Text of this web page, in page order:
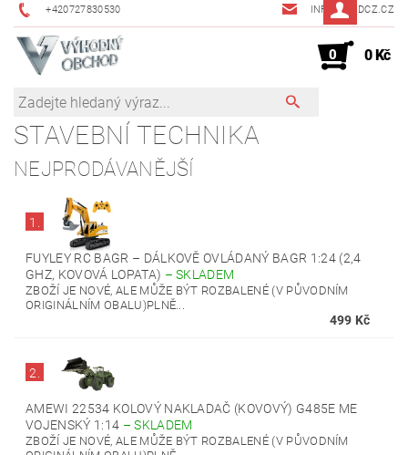
+420727830530 INFO@JMDCZ.CZ
0 0 Kč
STAVEBNÍ TECHNIKA
NEJPRODÁVANĚJŠÍ
1.
FUYLEY RC BAGR – DÁLKOVĚ OVLÁDANÝ BAGR 1:24 (2,4
GHZ, KOVOVÁ LOPATA) –SKLADEM
ZBOŽÍ JE NOVÉ, ALE MŮŽE BÝT ROZBALENÉ (V PŮVODNÍM
ORIGINÁLNÍM OBALU)PLNĚ...
499 Kč
2.
AMEWI 22534 KOLOVÝ NAKLADAČ (KOVOVÝ) G485E ME
VOJENSKÝ 1:14 –SKLADEM
ZBOŽÍ JE NOVÉ, ALE MŮŽE BÝT ROZBALENÉ (V PŮVODNÍM